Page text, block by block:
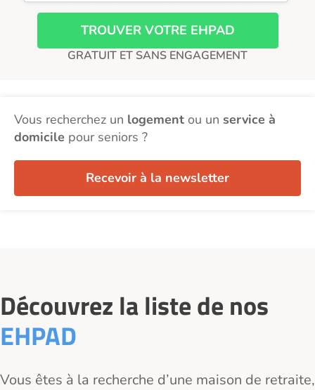
TROUVER VOTRE EHPAD
GRATUIT ET SANS ENGAGEMENT
Vous recherchez un logement ou un service à
domicile pour seniors ?
Recevoir à la newsletter
Découvrez la liste de nos
EHPAD
Vous êtes à la recherche d’une maison de retraite,